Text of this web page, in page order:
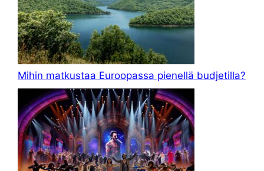
Mihin matkustaa Euroopassa pienellä budjetilla?